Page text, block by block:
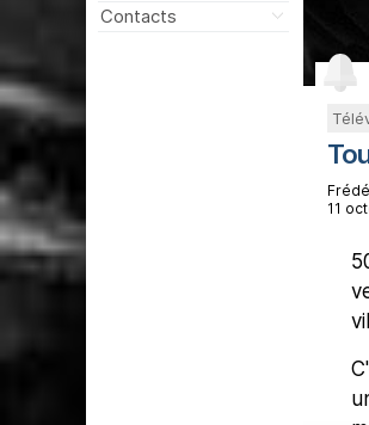
Contacts
11